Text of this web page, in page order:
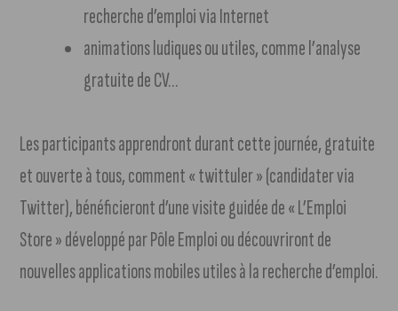
recherche d’emploi via Internet
animations ludiques ou utiles, comme l’analyse
gratuite de CV…
Les participants apprendront durant cette journée, gratuite
et ouverte à tous, comment « twittuler » (candidater via
Twitter), bénéficieront d’une visite guidée de « L’Emploi
Store » développé par Pôle Emploi ou découvriront de
nouvelles applications mobiles utiles à la recherche d’emploi.